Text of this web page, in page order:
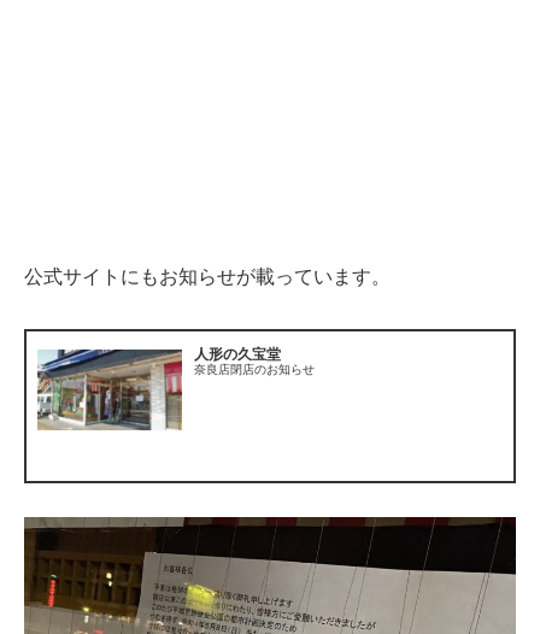
公式サイトにもお知らせが載っています。
人形の久宝堂
奈良店閉店のお知らせ